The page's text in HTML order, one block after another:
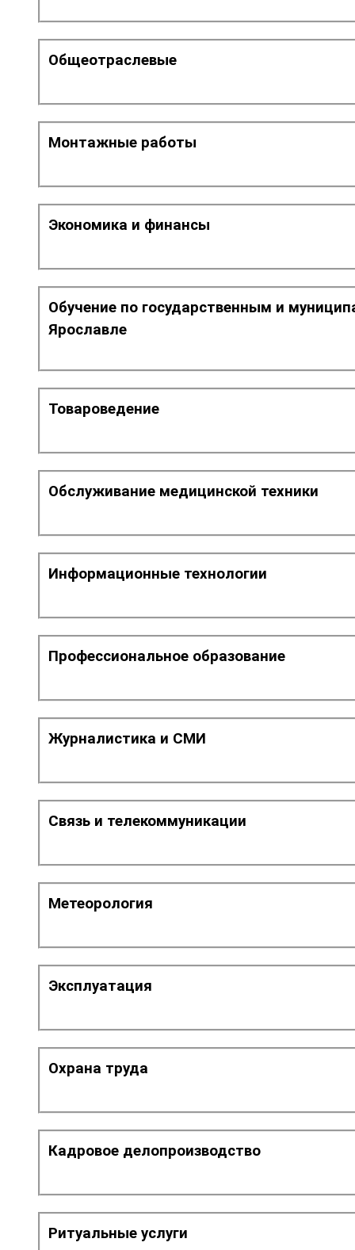
Общеотраслевые
Монтажные работы
Экономика и финансы
Обучение по государственным и
Ярославле
Товароведение
Обслуживание медицинской техники
Информационные технологии
Профессиональное образование
Журналистика и СМИ
Связь и телекоммуникации
Метеорология
Эксплуатация
Охрана труда
Кадровое делопроизводство
Ритуальные услуги